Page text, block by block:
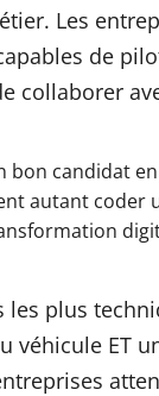
Les
de
collaborer
bon candidat
autant coder
les plus
véhicule ET